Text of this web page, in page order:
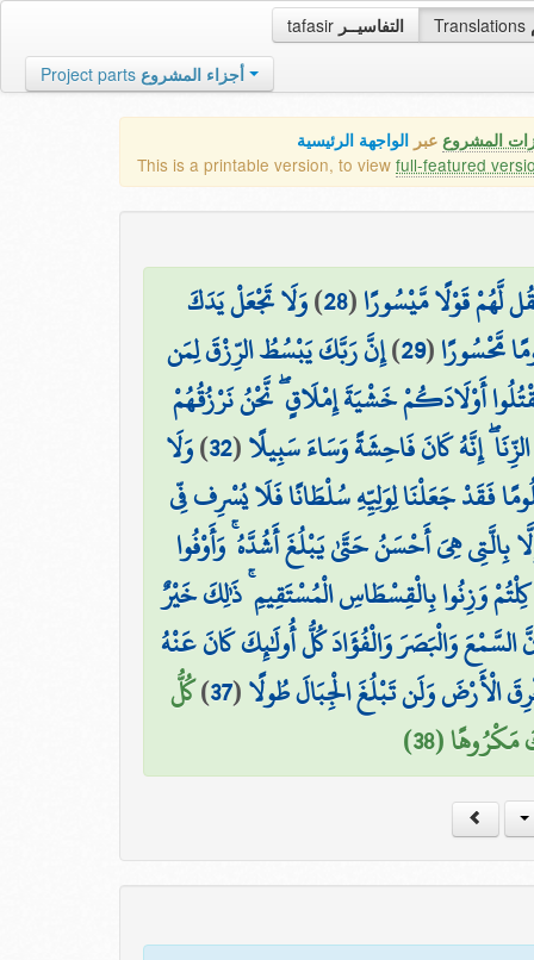
tafasir التفاسيــر Translations
Project parts أجزاء المشروع
المشروع عبر الواجهة الرئيسية
This is a printable version, to view full-featured
لَّهُمْ قَوْلًا مَّيْسُورًا(
28
)وَلَا تَجْعَلْ يَدَكَ
مَّحْسُورًا(
29
)إِنَّ رَبَّكَ يَبْسُطُ الرِّزْقَ لِمَن
أَوْلَادَكُمْ خَشْيَةَ إِمْلَاقٍ ۖ نَّحْنُ نَرْزُقُهُمْ
إِنَّهُ كَانَ فَاحِشَةً وَسَاءَ سَبِيلًا(
32
)وَلَا
فَقَدْ جَعَلْنَا لِوَلِيِّهِ سُلْطَانًا فَلَا يُسْرِف فِّي
بِالَّتِي هِيَ أَحْسَنُ حَتَّىٰ يَبْلُغَ أَشُدَّهُ ۚ وَأَوْفُوا
كِلْتُمْ وَزِنُوا بِالْقِسْطَاسِ الْمُسْتَقِيمِ ۚ ذَٰلِكَ خَيْرٌ
وَالْبَصَرَ وَالْفُؤَادَ كُلُّ أُولَٰئِكَ كَانَ عَنْهُ
الْأَرْضَ وَلَن تَبْلُغَ الْجِبَالَ طُولًا(
37
)كُلُّ
(38)